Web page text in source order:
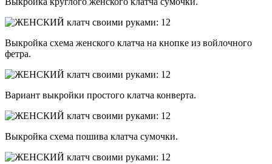
Выкройка схема женского клатча на кнопке из войлочного
фетра.
Вариант выкройки простого клатча конверта.
Выкройка схема пошива клатча сумочки.